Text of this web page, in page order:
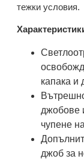
тежки условия.
капака и
джобове
чупене
джоб за